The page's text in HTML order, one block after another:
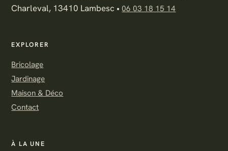
Charleval, 13410 Lambesc •06 03 18 15 14
EXPLORER
Bricolage
Jardinage
Maison & Déco
Contact
À LA UNE